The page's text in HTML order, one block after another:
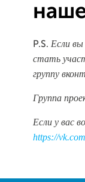
P.S. Если
стать
группу
Группа
Если у вас
https://